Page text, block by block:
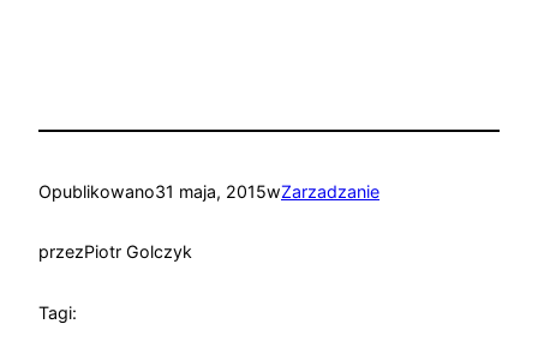
Opublikowano31 maja, 2015wZarzadzanie
przezPiotr Golczyk
Tagi: